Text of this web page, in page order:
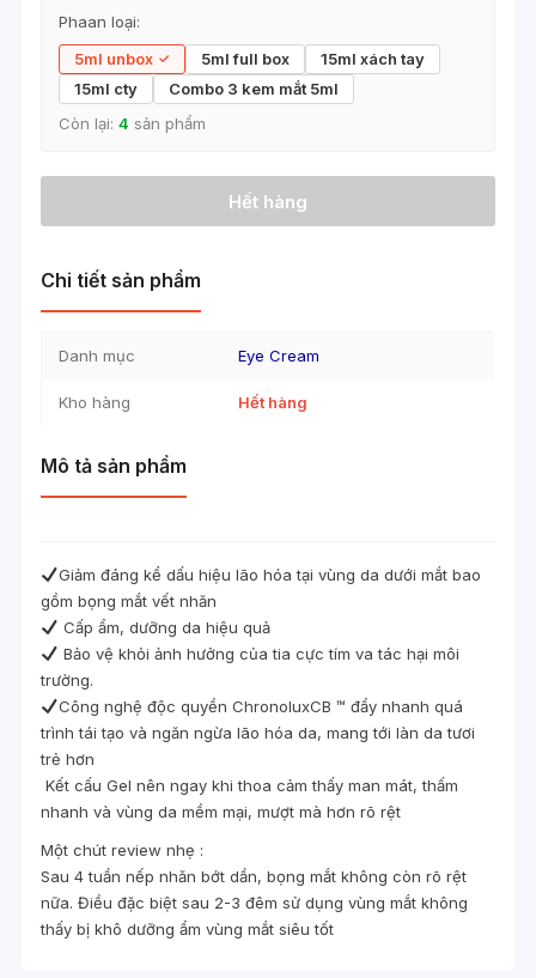
Phaan loại:
5ml unbox
5ml full box
15ml xách tay
15ml cty
Combo 3 kem mắt 5ml
Còn lại:4 sản phẩm
Hết hàng
Chi tiết sản phẩm
Danh mục Eye Cream
Kho hàng Hết hàng
Mô tả sản phẩm
Giảm đáng kể dấu hiệu lão hóa tại vùng da dưới mắt bao
gồm bọng mắt vết nhăn
Cấp ẩm, dưỡng da hiệu quả
Bảo vệ khỏi ảnh hưởng của tia cực tím va tác hại môi
trường.
Công nghệ độc quyền ChronoluxCB ™ đẩy nhanh quá
trình tái tạo và ngăn ngừa lão hóa da, mang tới làn da tươi
trẻ hơn
Kết cấu Gel nên ngay khi thoa cảm thấy man mát, thấm
nhanh và vùng da mềm mại, mượt mà hơn rõ rệt
Một chút review nhẹ :
Sau 4 tuần nếp nhăn bớt dần, bọng mắt không còn rõ rệt
nữa. Điều đặc biệt sau 2-3 đêm sử dụng vùng mắt không
thấy bị khô dưỡng ẩm vùng mắt siêu tốt